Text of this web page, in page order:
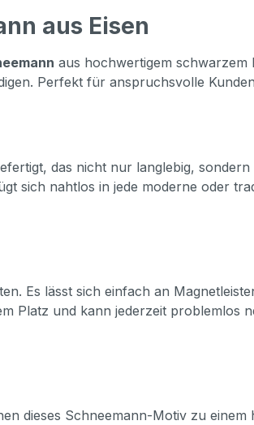
aus Eisen
aus hochwertigem schwarzem
Perfekt für anspruchsvolle
das nicht nur langlebig,
sich nahtlos in jede moderne oder
Es lässt sich einfach an
Platz und kann jederzeit problemlos
dieses Schneemann-Motiv zu